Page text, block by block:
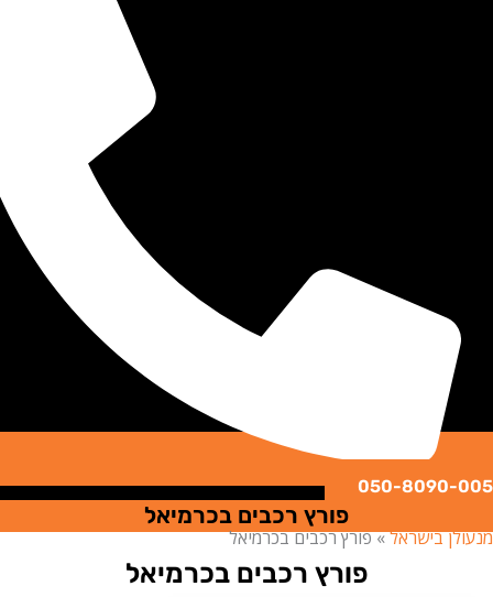
050-
פורץ רכבים בכרמיאל
בישראל»פורץ רכבים בכרמיאל
פורץ רכבים בכרמיאל